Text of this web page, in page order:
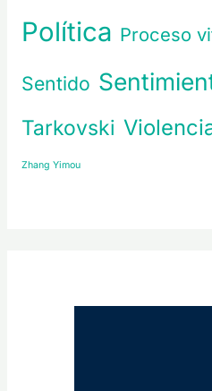
Política Proceso
Sentido
Tarkovski
Zhang Yimou